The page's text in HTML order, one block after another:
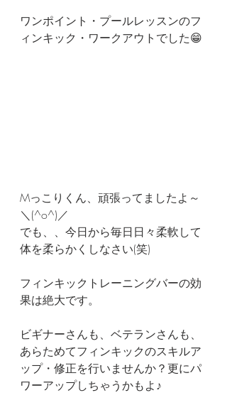
ワンポイント・プールレッスンのフ
ィンキック・ワークアウトでした😁
Mっこりくん、頑張ってましたよ～
＼(^o^)／
でも、、今日から毎日日々柔軟して
体を柔らかくしなさい(笑)
フィンキックトレーニングバーの効
果は絶大です。
ビギナーさんも、ベテランさんも、
あらためてフィンキックのスキルア
ップ・修正を行いませんか？更にパ
ワーアップしちゃうかもよ♪